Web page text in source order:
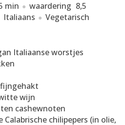
min waardering 8,5
Italiaans Vegetarisch
Italiaanse worstjes
wijn
cashewnoten
chilipepers (in olie,